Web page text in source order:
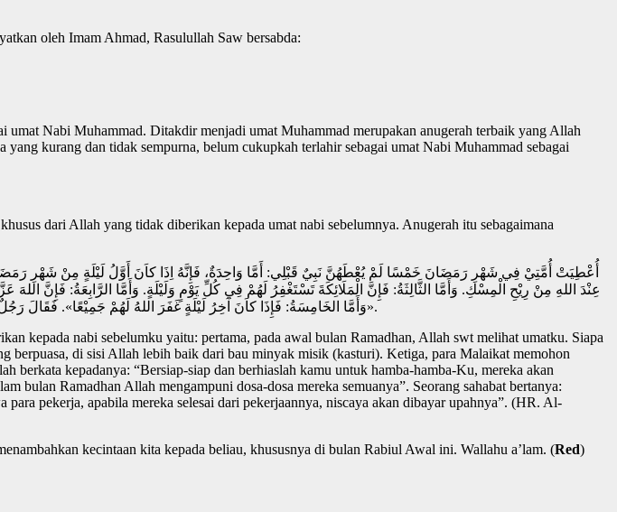
oleh Imam Ahmad, Rasulullah Saw bersabda:
Nabi Muhammad. Ditakdir menjadi umat Muhammad merupakan anugerah terbaik yang Allah
kurang dan tidak sempurna, belum cukupkah terlahir sebagai umat Nabi Muhammad sebagai
dari Allah yang tidak diberikan kepada umat nabi sebelumnya. Anugerah itu sebagaimana
عِنْدَ اللهِ مِنْ رِيْحِ الْمِسْكِ. وَأَمَّا الثَّالِثَةُ: فَإِنَّ الْمَلَائِكَةَ تَسْتَغْفِرُ لَهُمْ فِي كُلِّ يَوْمٍ وَلَيْلَةٍ. وَأَمَّا الرَّابِعَةُ: فَإِنَّ
وَأَمَّا الخَامِسَةُ: فَإِذَا كاَنَ آخِرُ لَيْلَةٍ غَفَرَ اللهُ لَهُمْ جَمِيْعًا». فَقَالَ رَجُلٌ مِنَ الْقَوْمِ: هِيَ لَيْلَةُ الْقَدْرِ يَا رَسُوْلَ الله؟ قَالَ: «لَا، أَلَمْ تَرَ إِلَى الْعُمَّالِ إِذَا فَرَغُوْا مِنْ أَعْمَالِهِمْ وَفّوُا أُجُوْرَهُمْ».
kepada nabi sebelumku yaitu: pertama, pada awal bulan Ramadhan, Allah swt melihat umatku. Siapa
berpuasa, di sisi Allah lebih baik dari bau minyak misik (kasturi). Ketiga, para Malaikat memohon
kepadanya: “Bersiap-siap dan berhiaslah kamu untuk hamba-hamba-Ku, mereka akan
Ramadhan Allah mengampuni dosa-dosa mereka semuanya”. Seorang sahabat bertanya:
pekerja, apabila mereka selesai dari pekerjaannya, niscaya akan dibayar upahnya”. (HR. Al-
kecintaan kita kepada beliau, khususnya di bulan Rabiul Awal ini. Wallahu a’lam. (Red)